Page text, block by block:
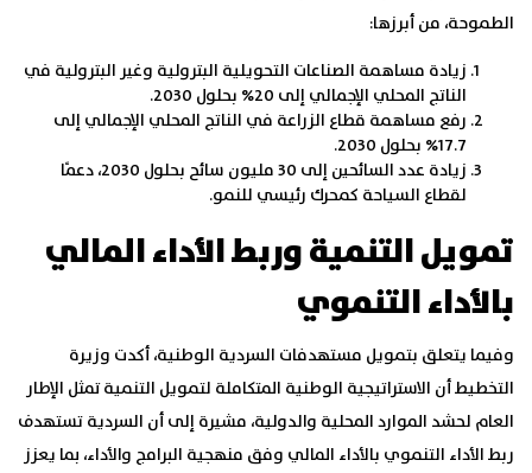
الطموحة، من أبرزها:
زيادة مساهمة الصناعات التحويلية البترولية وغير البترولية في
الناتج المحلي الإجمالي إلى 20% بحلول 2030.
رفع مساهمة قطاع الزراعة في الناتج المحلي الإجمالي إلى
17.7% بحلول 2030.
زيادة عدد السائحين إلى 30 مليون سائح بحلول 2030، دعمًا
لقطاع السياحة كمحرك رئيسي للنمو.
تمويل التنمية وربط الأداء المالي
بالأداء التنموي
وفيما يتعلق بتمويل مستهدفات السردية الوطنية، أكدت وزيرة
التخطيط أن الاستراتيجية الوطنية المتكاملة لتمويل التنمية تمثل الإطار
العام لحشد الموارد المحلية والدولية، مشيرة إلى أن السردية تستهدف
ربط الأداء التنموي بالأداء المالي وفق منهجية البرامج والأداء، بما يعزز